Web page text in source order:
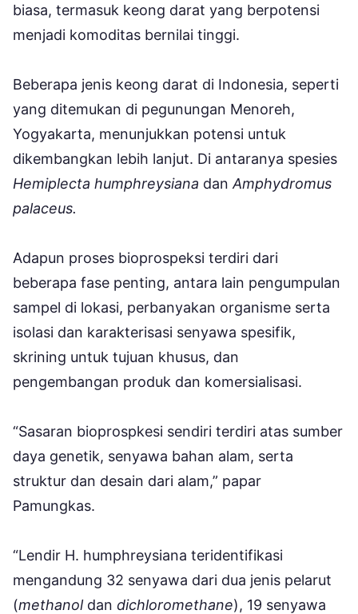
biasa, termasuk keong darat yang berpotensi
menjadi komoditas bernilai tinggi.
Beberapa jenis keong darat di Indonesia, seperti
yang ditemukan di pegunungan Menoreh,
Yogyakarta, menunjukkan potensi untuk
dikembangkan lebih lanjut. Di antaranya spesies
Hemiplecta humphreysiana dan Amphydromus
palaceus.
Adapun proses bioprospeksi terdiri dari
beberapa fase penting, antara lain pengumpulan
sampel di lokasi, perbanyakan organisme serta
isolasi dan karakterisasi senyawa spesifik,
skrining untuk tujuan khusus, dan
pengembangan produk dan komersialisasi.
“Sasaran bioprospkesi sendiri terdiri atas sumber
daya genetik, senyawa bahan alam, serta
struktur dan desain dari alam,” papar
Pamungkas.
“Lendir H. humphreysiana teridentifikasi
mengandung 32 senyawa dari dua jenis pelarut
(methanol dan dichloromethane), 19 senyawa